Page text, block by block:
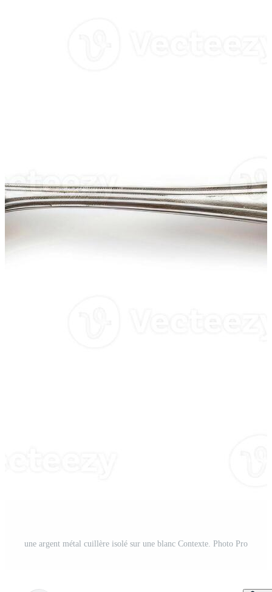
une argent métal cuillère isolé sur une blanc Contexte. Photo Pro